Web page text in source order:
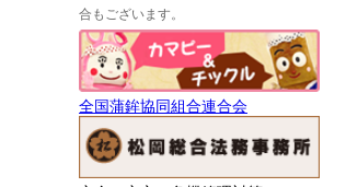
合もございます。
全国蒲鉾協同組合連合会